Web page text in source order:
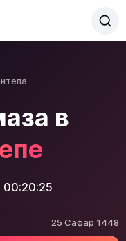
в
00:20:25
25 Сафар 1448